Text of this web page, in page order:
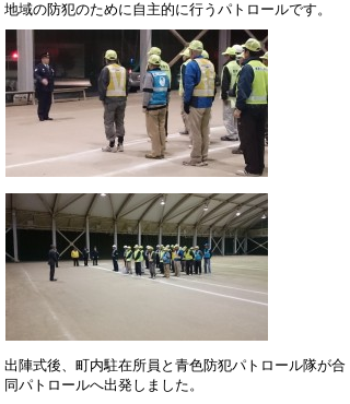
地域の防犯のために自主的に行うパトロールです。
出陣式後、町内駐在所員と青色防犯パトロール隊が合
同パトロールへ出発しました。